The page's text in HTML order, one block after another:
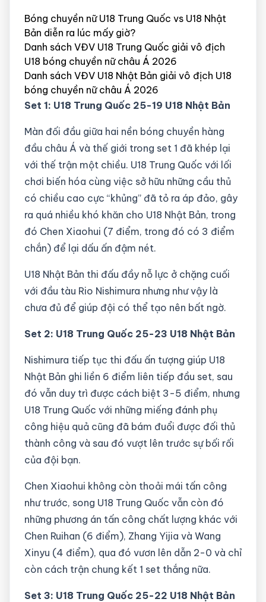
Bóng chuyền nữ U18 Trung Quốc vs U18 Nhật
Bản diễn ra lúc mấy giờ?
Danh sách VĐV U18 Trung Quốc giải vô địch
U18 bóng chuyền nữ châu Á 2026
Danh sách VĐV U18 Nhật Bản giải vô địch U18
bóng chuyền nữ châu Á 2026
Set 1: U18 Trung Quốc 25-19 U18 Nhật Bản
Màn đối đầu giữa hai nền bóng chuyền hàng
đầu châu Á và thế giới trong set 1 đã khép lại
với thế trận một chiều. U18 Trung Quốc với lối
chơi biến hóa cùng việc sở hữu những cầu thủ
có chiều cao cực “khủng” đã tỏ ra áp đảo, gây
ra quá nhiều khó khăn cho U18 Nhật Bản, trong
đó Chen Xiaohui (7 điểm, trong đó có 3 điểm
chắn) để lại dấu ấn đậm nét.
U18 Nhật Bản thi đấu đầy nỗ lực ở chặng cuối
với đầu tàu Rio Nishimura nhưng như vậy là
chưa đủ để giúp đội có thể tạo nên bất ngờ.
Set 2: U18 Trung Quốc 25-23 U18 Nhật Bản
Nishimura tiếp tục thi đấu ấn tượng giúp U18
Nhật Bản ghi liền 6 điểm liên tiếp đầu set, sau
đó vẫn duy trì được cách biệt 3-5 điểm, nhưng
U18 Trung Quốc với những miếng đánh phụ
công hiệu quả cũng đã bám đuổi được đối thủ
thành công và sau đó vượt lên trước sự bối rối
của đội bạn.
Chen Xiaohui không còn thoải mái tấn công
như trước, song U18 Trung Quốc vẫn còn đó
những phương án tấn công chất lượng khác với
Chen Ruihan (6 điểm), Zhang Yijia và Wang
Xinyu (4 điểm), qua đó vươn lên dẫn 2-0 và chỉ
còn cách trận chung kết 1 set thắng nữa.
Set 3: U18 Trung Quốc 25-22 U18 Nhật Bản